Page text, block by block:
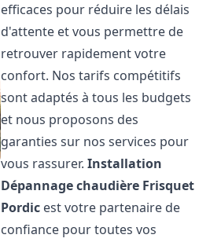
efficaces pour réduire les délais
d'attente et vous permettre de
retrouver rapidement votre
confort. Nos tarifs compétitifs
sont adaptés à tous les budgets
et nous proposons des
garanties sur nos services pour
vous rassurer.Installation
Dépannage chaudière Frisquet
Pordic est votre partenaire de
confiance pour toutes vos